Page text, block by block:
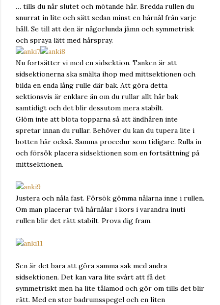
… tills du når slutet och mötande hår. Bredda rullen du
snurrat in lite och sätt sedan minst en hårnål från varje
håll. Se till att den är någorlunda jämn och symmetrisk
och spraya lätt med hårspray.
Nu fortsätter vi med en sidsektion. Tanken är att
sidsektionerna ska smälta ihop med mittsektionen och
bilda en enda lång rulle där bak. Att göra detta
sektionsvis är enklare än om du rullar allt hår bak
samtidigt och det blir dessutom mera stabilt.
Glöm inte att blöta topparna så att ändhåren inte
spretar innan du rullar. Behöver du kan du tupera lite i
botten här också. Samma procedur som tidigare. Rulla in
och försök placera sidsektionen som en fortsättning på
mittsektionen.
Justera och nåla fast. Försök gömma nålarna inne i rullen.
Om man placerar två hårnålar i kors i varandra inuti
rullen blir det rätt stabilt. Prova dig fram.
Sen är det bara att göra samma sak med andra
sidsektionen. Det kan vara lite svårt att få det
symmetriskt men ha lite tålamod och gör om tills det blir
rätt. Med en stor badrumsspegel och en liten